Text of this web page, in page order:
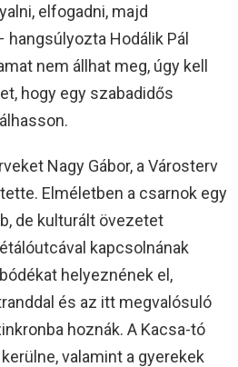
elfogadni, majd
Hodálik Pál
nem állhat meg, úgy kell
hogy egy szabadidős
Nagy Gábor, a Városterv
Elméletben a csarnok egy
de kulturált övezetet
kapcsolnának
helyeznének el,
és az itt megvalósuló
hoznák. A Kacsa-tó
valamint a gyerekek